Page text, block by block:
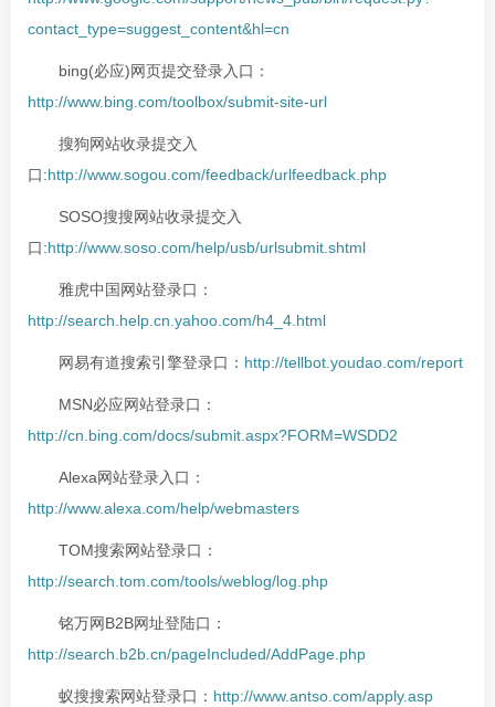
contact_type=suggest_content&hl=cn
bing(必应)网页提交登录入口：
http://www.bing.com/toolbox/submit-site-url
搜狗网站收录提交入
口:http://www.sogou.com/feedback/urlfeedback.php
SOSO搜搜网站收录提交入
口:http://www.soso.com/help/usb/urlsubmit.shtml
雅虎中国网站登录口：
http://search.help.cn.yahoo.com/h4_4.html
网易有道搜索引擎登录口： http://tellbot.youdao.com/report
MSN必应网站登录口：
http://cn.bing.com/docs/submit.aspx?FORM=WSDD2
Alexa网站登录入口：
http://www.alexa.com/help/webmasters
TOM搜索网站登录口：
http://search.tom.com/tools/weblog/log.php
铭万网B2B网址登陆口：
http://search.b2b.cn/pageIncluded/AddPage.php
蚁搜搜索网站登录口： http://www.antso.com/apply.asp